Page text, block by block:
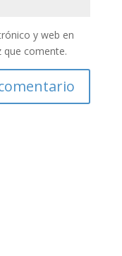
y web en
que comente.